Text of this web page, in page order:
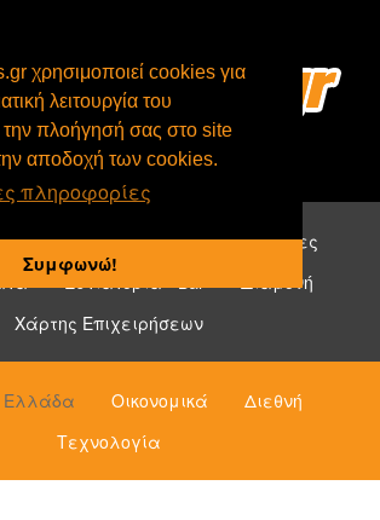
χρησιμοποιεί cookies για
λειτουργία του
την πλοήγησή σας στο site
αποδοχή των cookies.
πληροφορίες
Συμφωνώ!
που δέχονται bitcoin:
Υπηρεσίες
Εστιατόρια - Bar
Διαμονή
Χάρτης Επιχειρήσεων
Ελλάδα Οικονομικά
Διεθνή
Τεχνολογία